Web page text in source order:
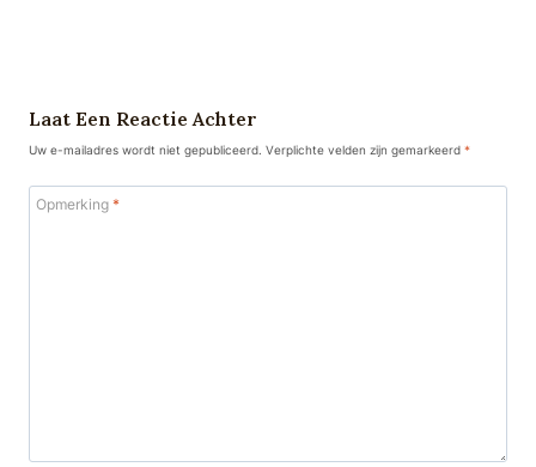
Laat Een Reactie Achter
Uw e-mailadres wordt niet gepubliceerd. Verplichte velden zijn gemarkeerd *
Opmerking *